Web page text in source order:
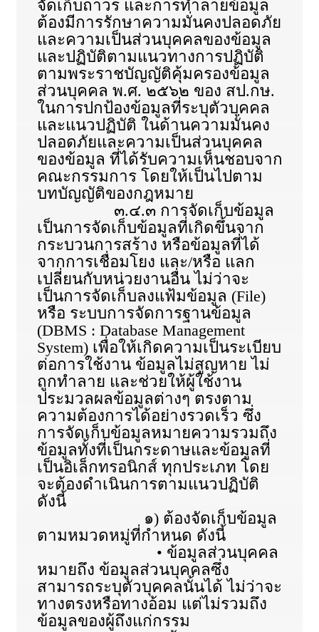
จัดเก็บถาวร และการทำลายข้อมูล
ต้องมีการรักษาความมั่นคงปลอดภัย
และความเป็นส่วนบุคคลของข้อมูล
และปฏิบัติตามแนวทางการปฏิบัติ
ตามพระราชบัญญัติคุ้มครองข้อมูล
ส่วนบุคคล พ.ศ. ๒๕๖๒ ของ สป.กษ.
ในการปกป้องข้อมูลที่ระบุตัวบุคคล
และแนวปฏิบัติ ในด้านความมั่นคง
ปลอดภัยและความเป็นส่วนบุคคล
ของข้อมูล ที่ได้รับความเห็นชอบจาก
คณะกรรมการ โดยให้เป็นไปตาม
บทบัญญัติของกฎหมาย
๓.๔.๓ การจัดเก็บข้อมูล
เป็นการจัดเก็บข้อมูลที่เกิดขึ้นจาก
กระบวนการสร้าง หรือข้อมูลที่ได้
จากการเชื่อมโยง และ/หรือ แลก
เปลี่ยนกับหน่วยงานอื่น ไม่ว่าจะ
เป็นการจัดเก็บลงแฟ้มข้อมูล (File)
หรือ ระบบการจัดการฐานข้อมูล
(DBMS : Database Management
System) เพื่อให้เกิดความเป็นระเบียบ
ต่อการใช้งาน ข้อมูลไม่สูญหาย ไม่
ถูกทำลาย และช่วยให้ผู้ใช้งาน
ประมวลผลข้อมูลต่างๆ ตรงตาม
ความต้องการได้อย่างรวดเร็ว ซึ่ง
การจัดเก็บข้อมูลหมายความรวมถึง
ข้อมูลทั้งที่เป็นกระดาษและข้อมูลที่
เป็นอิเล็กทรอนิกส์ ทุกประเภท โดย
จะต้องดำเนินการตามแนวปฏิบัติ
ดังนี้
๑) ต้องจัดเก็บข้อมูล
ตามหมวดหมู่ที่กำหนด ดังนี้
• ข้อมูลส่วนบุคคล
หมายถึง ข้อมูลส่วนบุคคลซึ่ง
สามารถระบุตัวบุคคลนั้นได้ ไม่ว่าจะ
ทางตรงหรือทางอ้อม แต่ไม่รวมถึง
ข้อมูลของผู้ถึงแก่กรรม